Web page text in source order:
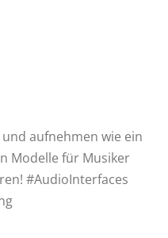
aufnehmen wie ein
Modelle für Musiker
#AudioInterfaces